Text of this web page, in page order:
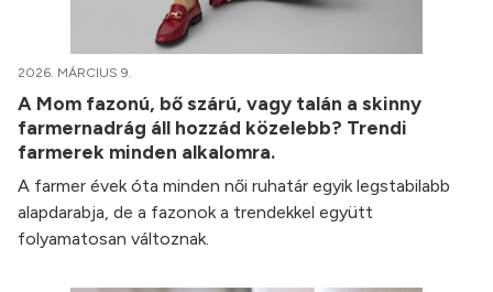
2026. MÁRCIUS 9.
A Mom fazonú, bő szárú, vagy talán a skinny
farmernadrág áll hozzád közelebb? Trendi
farmerek minden alkalomra.
A farmer évek óta minden női ruhatár egyik legstabilabb
alapdarabja, de a fazonok a trendekkel együtt
folyamatosan változnak.